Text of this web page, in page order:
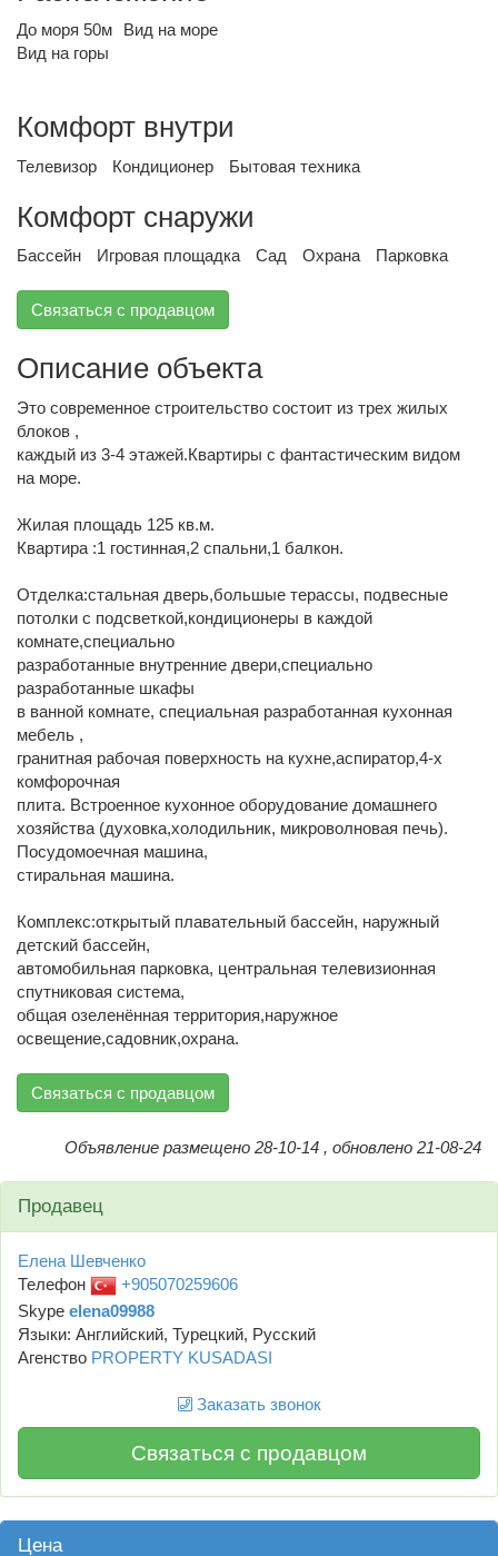
До моря 50м
Вид на море
Вид на горы
Комфорт внутри
Телевизор Кондиционер Бытовая техника
Комфорт снаружи
Бассейн Игровая площадка Сад Охрана Парковка
Связаться с продавцом
Описание объекта
Это современное строительство состоит из трех жилых
блоков ,
каждый из 3-4 этажей.Квартиры с фантастическим видом
на море.
Жилая площадь 125 кв.м.
Квартира :1 гостинная,2 спальни,1 балкон.
Отделка:стальная дверь,большые терассы, подвесные
потолки с подсветкой,кондиционеры в каждой
комнате,специально
разработанные внутренние двери,специально
разработанные шкафы
в ванной комнате, специальная разработанная кухонная
мебель ,
гранитная рабочая поверхность на кухне,аспиратор,4-х
комфорочная
плита. Встроенное кухонное оборудование домашнего
хозяйства (духовка,холодильник, микроволновая печь).
Посудомоечная машина,
стиральная машина.
Комплекс:открытый плавательный бассейн, наружный
детский бассейн,
автомобильная парковка, центральная телевизионная
спутниковая система,
общая озеленённая территория,наружное
освещение,садовник,охрана.
Связаться с продавцом
Объявление размещено 28-10-14 , обновлено 21-08-24
Продавец
Елена Шевченко
Телефон
+905070259606
Skype elena09988
Языки: Английский, Турецкий, Русский
Агенство PROPERTY KUSADASI
Заказать звонок
Связаться с продавцом
Цена